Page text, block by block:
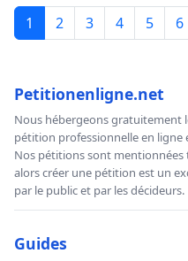
1 2 3 4 5 6
Petitionenligne.net
Nous hébergeons gratuitement
pétition professionnelle en ligne
Nos pétitions sont mentionnées
alors créer une pétition est un
par le public et par les décideurs.
Guides